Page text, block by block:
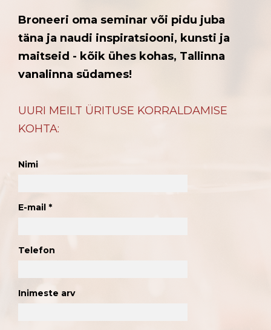
Broneeri oma seminar või pidu juba
täna ja naudi inspiratsiooni, kunsti ja
maitseid - kõik ühes kohas, Tallinna
vanalinna südames!
UURI MEILT ÜRITUSE KORRALDAMISE
KOHTA:
Nimi
E-mail
Telefon
Inimeste arv